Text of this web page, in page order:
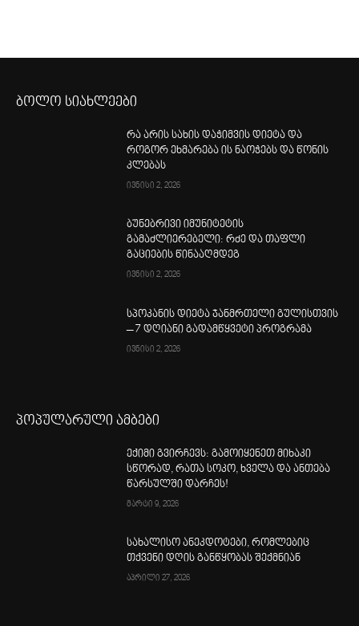
ბოლო სიახლეები
რა არის სახის დაჭიმვის დიეტა და
როგორ ეხმარება ის ნაოჭებს და წონის
კლებას
ივნისი 2, 2026
ბუნებრივი იმუნიტეტის
გამაძლიერებელი: რძე და თაფლი
გაციების წინააღმდეგ
ივნისი 2, 2026
სპოკანის დიეტა ჯანმრთელი გულისთვის
– 7 დღიანი გადამწყვეტი პროგრამა
ივნისი 2, 2026
პოპულარული ამბები
ექიმი გვირჩევს: გამოიყენეთ მიხაკი
სწორად, რათა სოკო, ხველა და ანთება
წარსულში დარჩეს!
მარტი 9, 2026
სახალისო ანეკდოტები, რომლებიც
თქვენი დღის განწყობას შექმნიან
აპრილი 27, 2026